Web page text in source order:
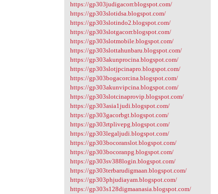
https://gp303judigacorr.blogspot.com/
https://gp303slotidsa.blogspot.com/
https://gp303slotindo2.blogspot.com/
https://gp303slotgacorr.blogspot.com/
https://gp303slotmobile.blogspot.com/
https://gp303slottahunbaru.blogspot.com/
https://gp303akunprocina.blogspot.com/
https://gp303slotjpcinapro.blogspot.com/
https://gp303bogacorcina.blogspot.com/
https://gp303akunvipcina.blogspot.com/
https://gp303slotcinaprovip.blogspot.com/
https://gp303asia1judi.blogspot.com/
https://gp303gacorbgt.blogspot.com/
https://gp303rtplivepg.blogspot.com/
https://gp303legaljudi.blogspot.com/
https://gp303bocoranslot.blogspot.com/
https://gp303bocoranpg.blogspot.com/
https://gp303sv388login.blogspot.com/
https://gp303terbarudigmaan.blogspot.com/
https://gp303phjudiayam.blogspot.com/
https://gp303s128digmaanasia.blogspot.com/